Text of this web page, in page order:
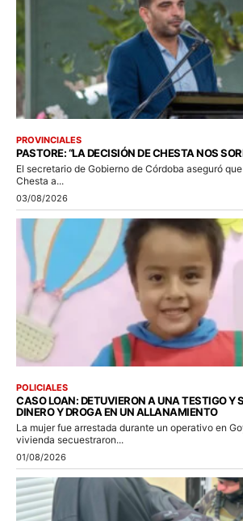
PROVINCIALES
PASTORE: “LA DECISIÓN DE CHESTA NOS
El secretario de Gobierno de Córdoba aseguró
Chesta a...
03/08/2026
POLICIALES
CASO LOAN: DETUVIERON A UNA TESTIGO Y
DINERO Y DROGA EN UN ALLANAMIENTO
La mujer fue arrestada durante un operativo en
vivienda secuestraron...
01/08/2026